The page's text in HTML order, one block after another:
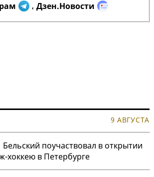
, Дзен.Новости
9 АВГУСТА
Бельский поучаствовал в открытии
хоккею в Петербурге